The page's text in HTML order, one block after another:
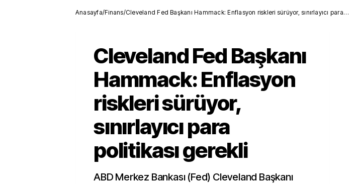
Anasayfa/Finans/Cleveland Fed Başkanı Hammack: Enflasyon riskleri sürüyor, sınırlayıcı para
Cleveland Fed Başkanı
Hammack: Enflasyon
riskleri sürüyor,
sınırlayıcı para
politikası gerekli
ABD Merkez Bankası (Fed) Cleveland Başkanı